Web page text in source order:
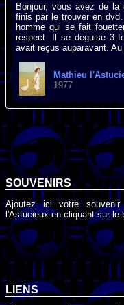
Bonjour, vous avez de
finis par le trouver en
homme qui se fait
respect. Il se déguise 3
avait reçus auparavant.
Mathieu
1977
SOUVENIRS
Ajoutez ici votre
l'Astucieux en cliquant sur le
LIENS